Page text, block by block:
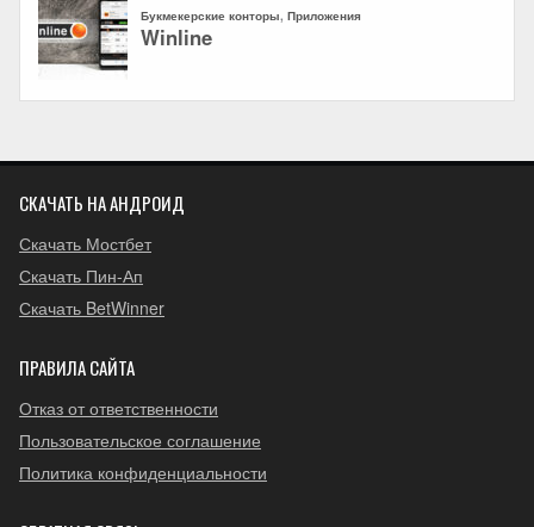
СКАЧАТЬ НА АНДРОИД
Скачать Мостбет
Скачать Пин-Ап
Скачать BetWinner
ПРАВИЛА САЙТА
Отказ от ответственности
Пользовательское соглашение
Политика конфиденциальности